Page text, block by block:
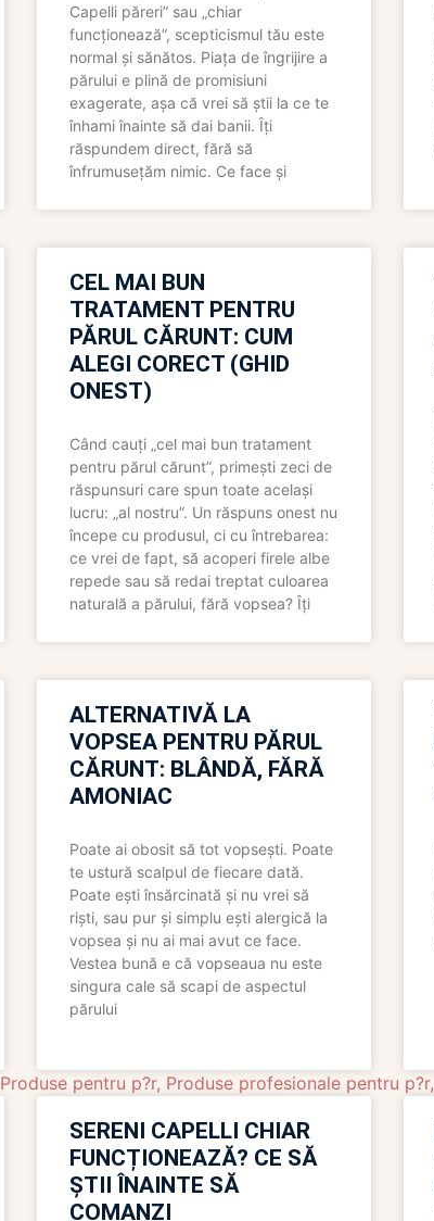
Capelli păreri” sau „chiar
funcționează”, scepticismul tău este
normal și sănătos. Piața de îngrijire a
părului e plină de promisiuni
exagerate, așa că vrei să știi la ce te
înhami înainte să dai banii. Îți
răspundem direct, fără să
înfrumusețăm nimic. Ce face și
CEL MAI BUN
TRATAMENT PENTRU
PĂRUL CĂRUNT: CUM
ALEGI CORECT (GHID
ONEST)
Când cauți „cel mai bun tratament
pentru părul cărunt”, primești zeci de
răspunsuri care spun toate același
lucru: „al nostru”. Un răspuns onest nu
începe cu produsul, ci cu întrebarea:
ce vrei de fapt, să acoperi firele albe
repede sau să redai treptat culoarea
naturală a părului, fără vopsea? Îți
ALTERNATIVĂ LA
VOPSEA PENTRU PĂRUL
CĂRUNT: BLÂNDĂ, FĂRĂ
AMONIAC
Poate ai obosit să tot vopsești. Poate
te ustură scalpul de fiecare dată.
Poate ești însărcinată și nu vrei să
riști, sau pur și simplu ești alergică la
vopsea și nu ai mai avut ce face.
Vestea bună e că vopseaua nu este
singura cale să scapi de aspectul
părului
Produse pentru p?r, Produse profesionale pentru p?r,
SERENI CAPELLI CHIAR
FUNCȚIONEAZĂ? CE SĂ
ȘTII ÎNAINTE SĂ
COMANZI